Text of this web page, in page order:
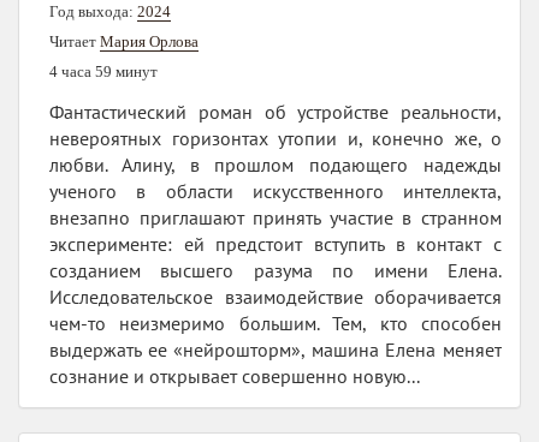
Год выхода: 2024
Читает Мария Орлова
4 часа 59 минут
Фантастический роман об устройстве реальности,
невероятных горизонтах утопии и, конечно же, о
любви. Алину, в прошлом подающего надежды
ученого в области искусственного интеллекта,
внезапно приглашают принять участие в странном
эксперименте: ей предстоит вступить в контакт с
созданием высшего разума по имени Елена.
Исследовательское взаимодействие оборачивается
чем-то неизмеримо большим. Тем, кто способен
выдержать ее «нейрошторм», машина Елена меняет
сознание и открывает совершенно новую...